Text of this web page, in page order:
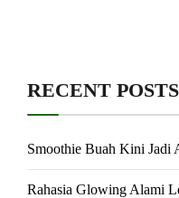
RECENT POSTS
Smoothie Buah Kini Jadi
Rahasia Glowing Alami